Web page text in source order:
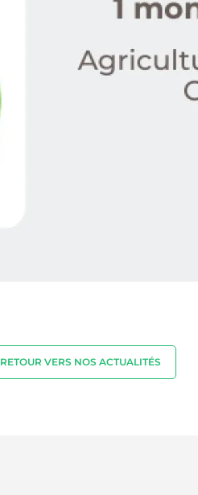
RETOUR VERS NOS ACTUALITÉS